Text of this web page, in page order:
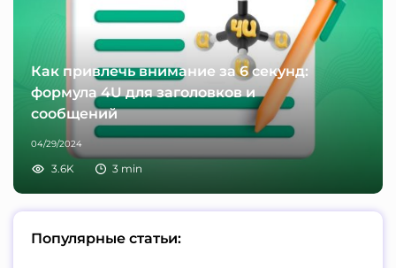
Как привлечь внимание за 6 секунд:
формула 4U для заголовков и
сообщений
04/29/2024
3.6K 3 min
Популярные статьи: